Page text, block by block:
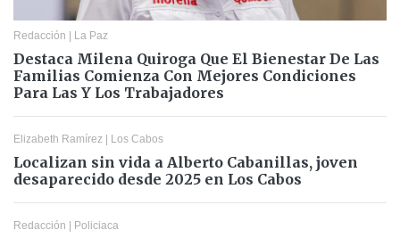
Redacción | La Paz
Destaca Milena Quiroga Que El Bienestar De Las
Familias Comienza Con Mejores Condiciones
Para Las Y Los Trabajadores
Elizabeth Ramírez | Los Cabos
Localizan sin vida a Alberto Cabanillas, joven
desaparecido desde 2025 en Los Cabos
Redacción | Policiaca